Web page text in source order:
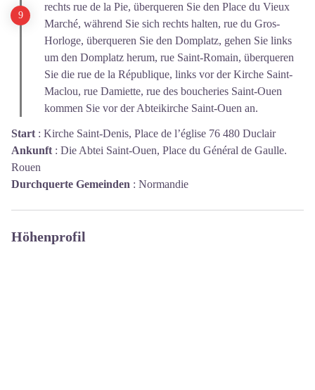
rechts rue de la Pie, überqueren Sie den Place du Vieux
Marché, während Sie sich rechts halten, rue du Gros-
Horloge, überqueren Sie den Domplatz, gehen Sie links
um den Domplatz herum, rue Saint-Romain, überqueren
Sie die rue de la République, links vor der Kirche Saint-
Maclou, rue Damiette, rue des boucheries Saint-Ouen
kommen Sie vor der Abteikirche Saint-Ouen an.
Start : Kirche Saint-Denis, Place de l’église 76 480 Duclair
Ankunft : Die Abtei Saint-Ouen, Place du Général de Gaulle.
Rouen
Durchquerte Gemeinden : Normandie
Höhenprofil